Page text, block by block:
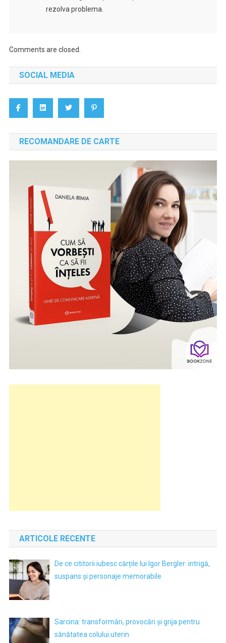
rezolva problema.
Comments are closed.
SOCIAL MEDIA
RECOMANDARE DE CARTE
ARTICOLE RECENTE
De ce cititorii iubesc cărțile lui Igor Bergler: intrigă,
suspans și personaje memorabile
Sarcina: transformări, provocări și grija pentru
sănătatea colului uterin